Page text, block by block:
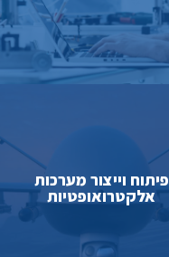
פיתוח וייצור מערכות
אלקטרואופטיות
קרא עוד